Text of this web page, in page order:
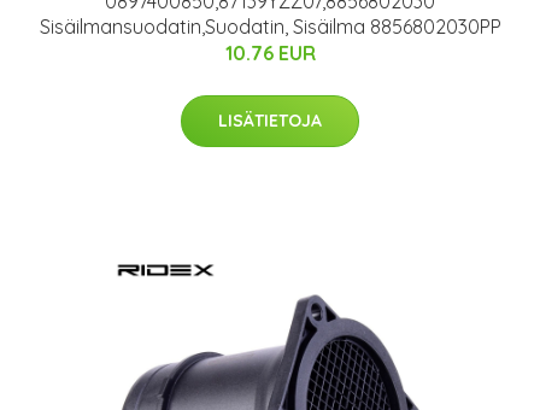
Sisäilmansuodatin,Suodatin, Sisäilma 8856802030PP
10.76 EUR
LISÄTIETOJA